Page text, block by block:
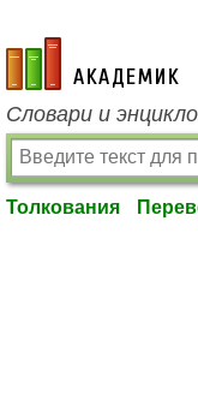
academic.ru
Словари и
Толкования